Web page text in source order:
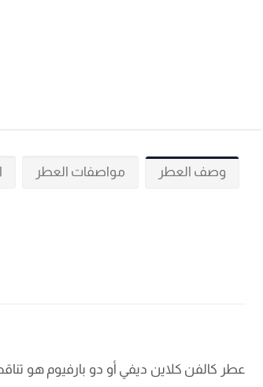
وصف العطر مواصفات العطر
عطر كالفن كلاين ديفي أو دو بارفيوم هو